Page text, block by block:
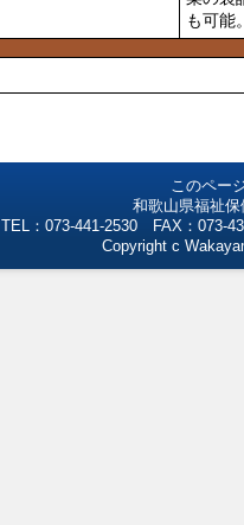
も可能
このペー
和歌山県福祉
TEL：073-441-2530 FAX：073-
Copyright c